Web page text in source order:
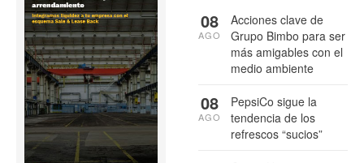
Acciones clave de
Grupo Bimbo para ser
más amigables con el
medio ambiente
08
AGO
PepsiCo sigue la
tendencia de los
refrescos “sucios”
08
AGO